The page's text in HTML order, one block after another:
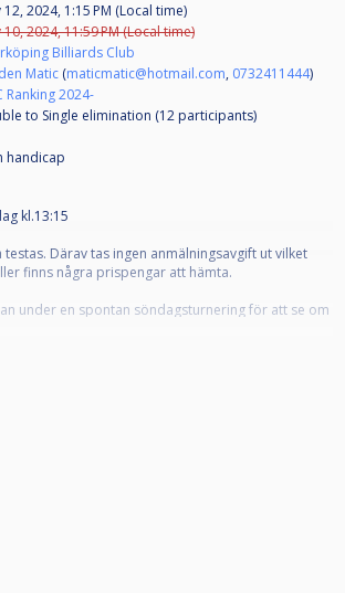
12, 2024, 1:15 PM (Local time)
10, 2024, 11:59 PM (Local time)
Billiards Club
Matic (maticmatic@hotmail.com, 0732411444)
Ranking 2024-
to Single elimination (12 participants)
handicap
kl.13:15
Därav tas ingen anmälningsavgift ut vilket
finns några prispengar att hämta.
under en spontan söndagsturnering för att se om
för alla, oavsett spelarnivå just under